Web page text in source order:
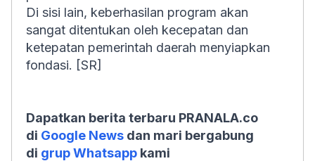
Di sisi lain, keberhasilan program akan
sangat ditentukan oleh kecepatan dan
ketepatan pemerintah daerah menyiapkan
fondasi. [SR]
Dapatkan berita terbaru PRANALA.co
di Google News dan mari bergabung
di grup Whatsapp kami